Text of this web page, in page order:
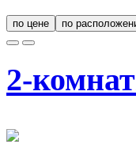
по цене по
2-